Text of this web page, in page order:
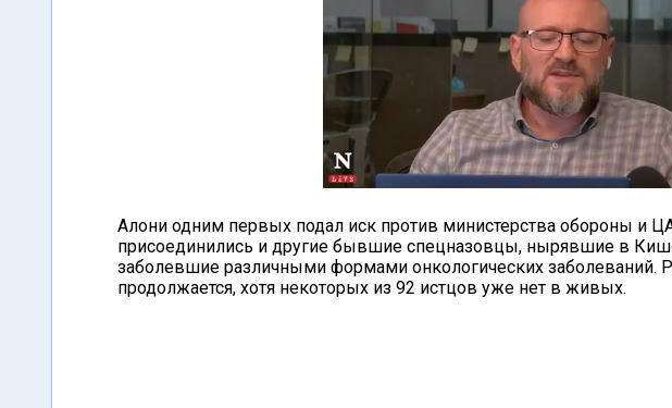
Алони одним первых подал иск против министерства обороны и
присоединились и другие бывшие спецназовцы, нырявшие в
заболевшие различными формами онкологических заболеваний.
продолжается, хотя некоторых из 92 истцов уже нет в живых.